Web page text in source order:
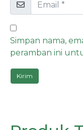
Simpan nama,
peramban ini